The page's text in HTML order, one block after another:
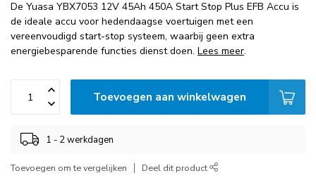
De Yuasa YBX7053 12V 45Ah 450A Start Stop Plus EFB Accu is
de ideale accu voor hedendaagse voertuigen met een
vereenvoudigd start-stop systeem, waarbij geen extra
energiebesparende functies dienst doen. Lees meer.
Toevoegen aan winkelwagen
1 - 2 werkdagen
Toevoegen om te vergelijken Deel dit product